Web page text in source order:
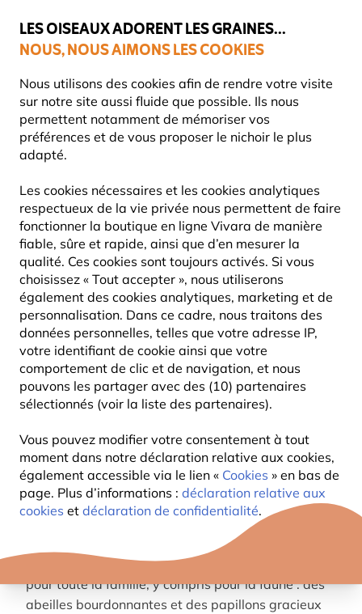
LES OISEAUX ADORENT LES GRAINES...
NOUS, NOUS AIMONS LES COOKIES
Nous utilisons des cookies afin de rendre votre visite
sur notre site aussi fluide que possible. Ils nous
permettent notamment de mémoriser vos
préférences et de vous proposer le nichoir le plus
adapté.
Les cookies nécessaires et les cookies analytiques
respectueux de la vie privée nous permettent de faire
fonctionner la boutique en ligne Vivara de manière
fiable, sûre et rapide, ainsi que d’en mesurer la
qualité. Ces cookies sont toujours activés. Si vous
choisissez « Tout accepter », nous utiliserons
également des cookies analytiques, marketing et de
personnalisation. Dans ce cadre, nous traitons des
données personnelles, telles que votre adresse IP,
votre identifiant de cookie ainsi que votre
comportement de clic et de navigation, et nous
pouvons les partager avec des (10) partenaires
sélectionnés (voir la liste des partenaires).
Vous pouvez modifier votre consentement à tout
moment dans notre déclaration relative aux cookies,
également accessible via le lien « Cookies » en bas de
page. Plus d’informations : déclaration relative aux
cookies et déclaration de confidentialité.
catégories.
Retours sans frais pendant 60 jours
Votre Salon Éco-responsable
RESPONSABLE
Transformez tvotre espace extérieur en un paradis
pour toute la famille, y compris pour la faune : des
abeilles bourdonnantes et des papillons gracieux